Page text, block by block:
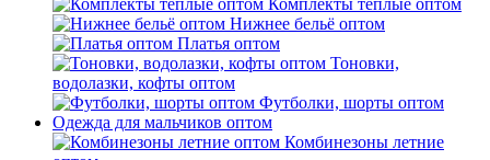
Комплекты тёплые оптом
Нижнее бельё оптом
Платья оптом
Тоновки,
водолазки, кофты оптом
Футболки, шорты оптом
Одежда для мальчиков оптом
Комбинезоны летние